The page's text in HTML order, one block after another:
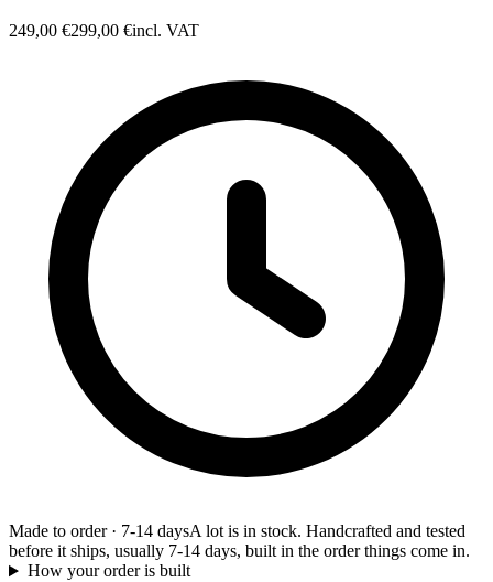
249,00 €299,00 €incl. VAT
Made to order· 7-14 daysA lot is in stock. Handcrafted and tested
before it ships, usually 7-14 days, built in the order things come in.
How your order is built